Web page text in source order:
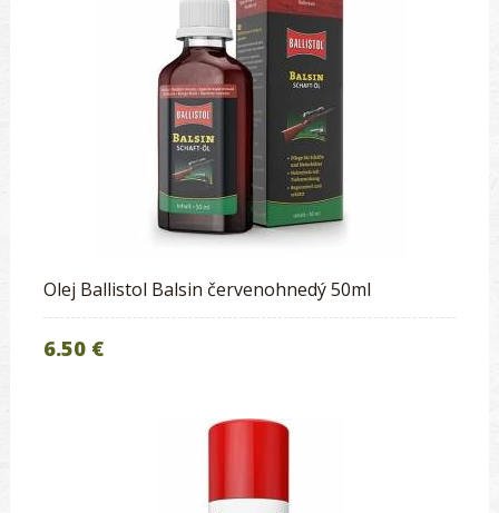
Olej Ballistol Balsin červenohnedý 50ml
6.50 €